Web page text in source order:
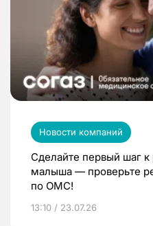
Новости компаний
Сделайте первый шаг
малыша — проверьте
по ОМС!
13:10 / 23.07.26